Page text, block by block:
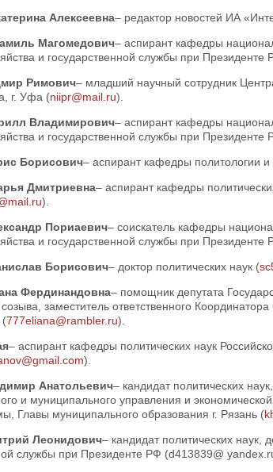
Алексеевна– редактор новостей ИА
Магомедович– аспирант кафедры
и государственной службы при Президенте
Римович– младший научный сотрудник
г. Уфа (niipr@mail.ru).
Владимирович– аспирант кафедры
и государственной службы при Президенте
Борисович– аспирант кафедры политологии
Дмитриевна– аспирант кафедры
).
Пориаевич– соискатель кафедры
и государственной службы при Президенте
Борисович– доктор политических наук (
Фердинандовна– помощник депутата
заместитель ответственного
(777eliana@rambler.ru).
– аспирант кафедры политических наук
).
Анатольевич– кандидат политических
и муниципального управления и
Главы муниципального образования г. Рязань (
Леонидович– кандидат политических наук,
службы при Президенте РФ (d413839@